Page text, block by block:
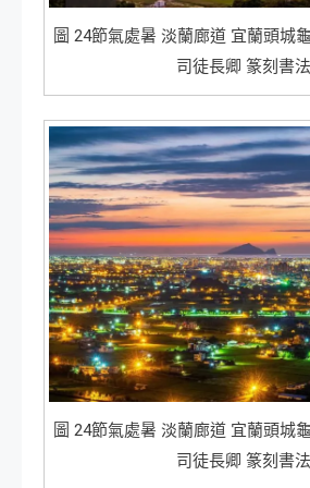
圖 24節氣處暑 淡蘭廊道 宜蘭頭城
司徒長卿 篆刻書法
圖 24節氣處暑 淡蘭廊道 宜蘭頭城
司徒長卿 篆刻書法